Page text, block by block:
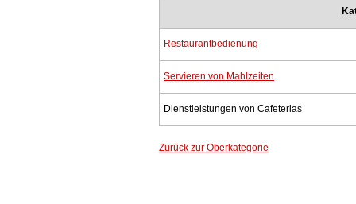
Restaurantbedienung
Servieren von Mahlzeiten
Dienstleistungen von Cafeterias
Zurück zur Oberkategorie